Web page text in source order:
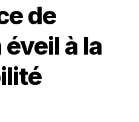
de
à la